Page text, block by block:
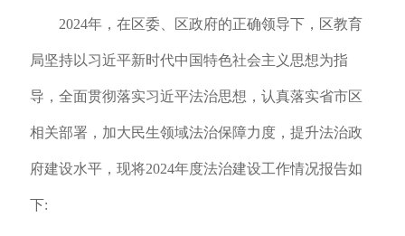
2024年，在区委、区政府的正确领导下，区教育
局坚持以习近平新时代中国特色社会主义思想为指
导，全面贯彻落实习近平法治思想，认真落实省市区
相关部署，加大民生领域法治保障力度，提升法治政
府建设水平，现将2024年度法治建设工作情况报告如
下: